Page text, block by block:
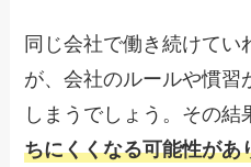
同じ会社で働き続けてい
が、会社のルールや慣習
しまうでしょう。その結
ちにくくなる可能性があ